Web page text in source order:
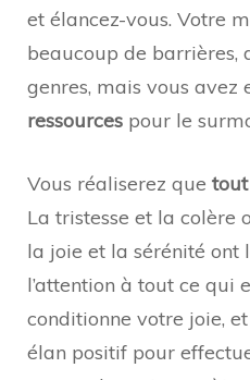
et élancez-vous. Votre
beaucoup de barrières,
genres, mais vous avez
ressources pour le
Vous réaliserez que
La tristesse et la colère
la joie et la sérénité ont
l’attention à tout ce qui
conditionne votre joie,
élan positif pour